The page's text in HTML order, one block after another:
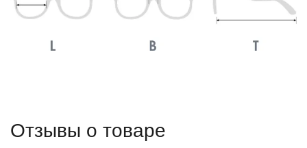
Отзывы о товаре